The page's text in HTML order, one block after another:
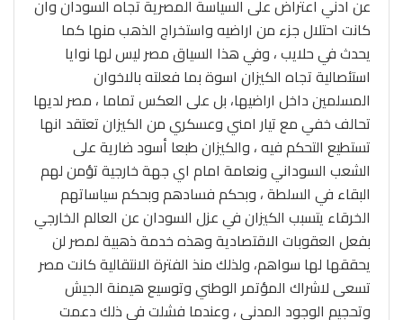
عن ادني اعتراض على السياسة المصرية تجاه السودان وان
كانت احتلال جزء من اراضيه واستخراج الذهب منها كما
يحدث في حلايب ، وفي هذا السياق مصر ليس لها نوايا
استئصالية تجاه الكيزان اسوة بما فعلته بالاخوان
المسلمين داخل اراضيها، بل على العكس تماما ، مصر لديها
تحالف خفي مع تيار امني وعسكري من الكيزان تعتقد انها
تستطيع التحكم فيه ، والكيزان طبعا أسود ضارية على
الشعب السوداني ونعامة امام اي جهة خارجية تؤمن لهم
البقاء في السلطة ، وبحكم فسادهم وبحكم سياساتهم
الخرقاء يتسبب الكيزان في عزل السودان عن العالم الخارجي
بفعل العقوبات الاقتصادية وهذه خدمة ذهبية لمصر لن
يحققها لها سواهم، ولذلك منذ الفترة الانتقالية كانت مصر
تسعى لاشراك المؤتمر الوطني وتوسيع هيمنة الجيش
وتحجيم الوجود المدني ، وعندما فشلت في ذلك دعمت